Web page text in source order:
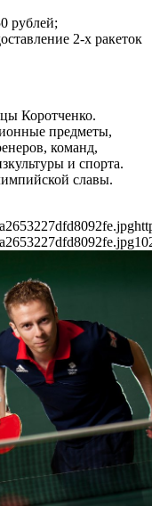
рублей;
2-х ракеток
Коротченко.
предметы,
команд,
и спорта.
славы.